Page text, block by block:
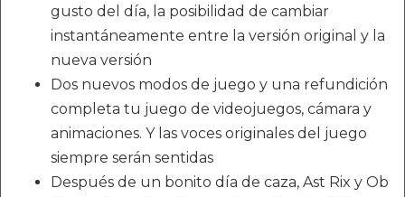
gusto del día, la posibilidad de cambiar
instantáneamente entre la versión original y la
nueva versión
Dos nuevos modos de juego y una refundición
completa tu juego de videojuegos, cámara y
animaciones. Y las voces originales del juego
siempre serán sentidas
Después de un bonito día de caza, Ast Rix y Ob